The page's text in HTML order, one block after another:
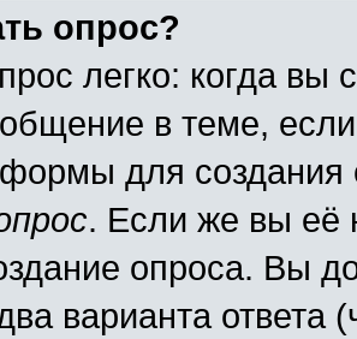
опрос?
легко: когда вы
в теме,
для
. Если же вы её
опроса. Вы
варианта ответа